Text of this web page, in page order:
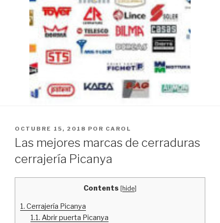
PUBLICADO
EL
OCTUBRE 15, 2018 POR CAROL
Las mejores marcas de cerraduras
cerrajería Picanya
Contents [hide]
1. Cerrajería Picanya
1.1. Abrir puerta Picanya